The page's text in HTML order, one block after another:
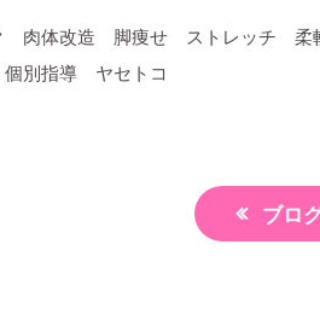
肉体改造 脚痩せ ストレッチ
別指導 ヤセトコ
ブロ